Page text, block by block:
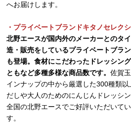
へお届けします。
・プライベートブランドキタノセレク
北野エースが国内外のメーカーとのタ
造・販売をしているプライベートブラ
も登場。食材にこだわったドレッシン
ともなど多種多様な商品数です。佐賀
インナップの中から厳選した300種類
だしや大人のためのにんじんドレッシ
全国の北野エースでご好評いただいて
す。